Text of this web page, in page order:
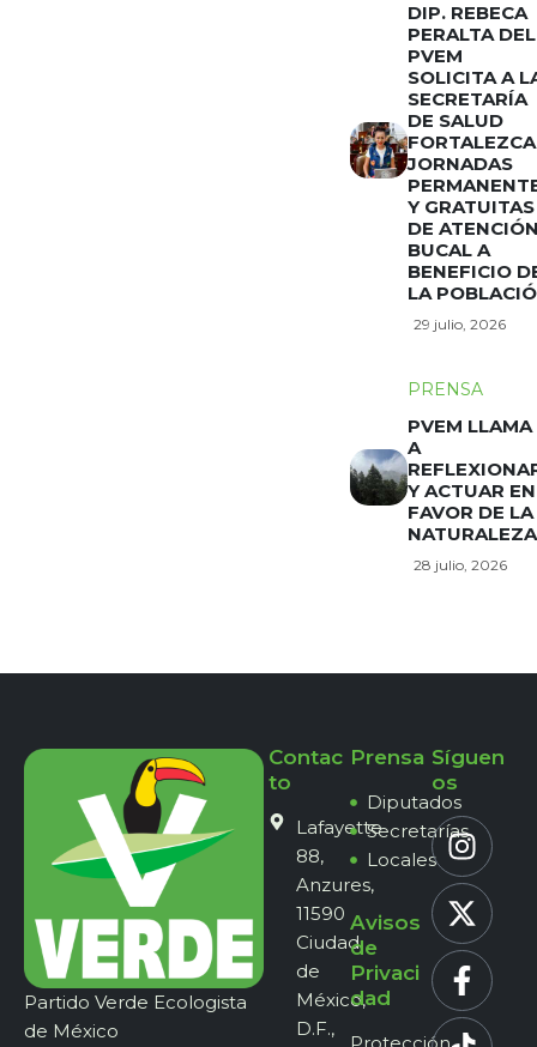
DIP. REBECA
PERALTA DEL
PVEM
SOLICITA A
SECRETARÍA
DE SALUD
FORTALEZCA
JORNADAS
Y GRATUITAS
DE
BUCAL A
BENEFICIO
LA
29 julio, 2026
PRENSA
PVEM LLAMA
A
Y ACTUAR EN
FAVOR DE LA
NATURALEZA
28 julio, 2026
Partido Verde Ecologista
de México
Contac
to
Lafayette
88,
Anzures,
11590
Ciudad
de
México,
D.F.,
Prensa
Diputados
Secretarías
Locales
Avisos
de
Privaci
dad
Síguen
os